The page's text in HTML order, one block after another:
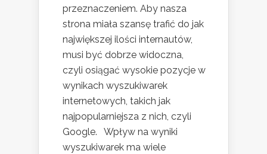
przeznaczeniem. Aby nasza
strona miała szansę trafić do jak
największej ilości internautów,
musi być dobrze widoczna,
czyli osiągać wysokie pozycje w
wynikach wyszukiwarek
internetowych, takich jak
najpopularniejsza z nich, czyli
Google. Wpływ na wyniki
wyszukiwarek ma wiele